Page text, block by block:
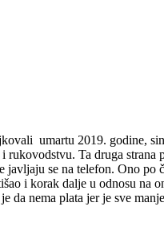
umartu 2019. godine,
Ta druga strana
se na telefon. Ono po
i korak dalje u odnosu na
da nema plata jer je sve